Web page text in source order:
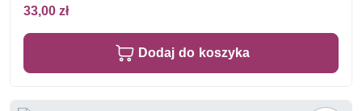
33,00 zł
Dodaj do koszyka